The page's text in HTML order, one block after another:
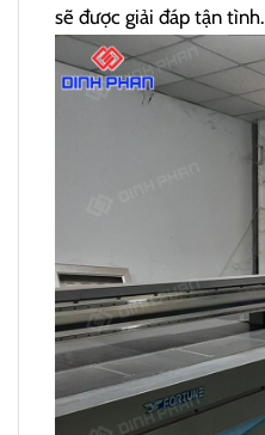
sẽ được giải đáp tận tình.